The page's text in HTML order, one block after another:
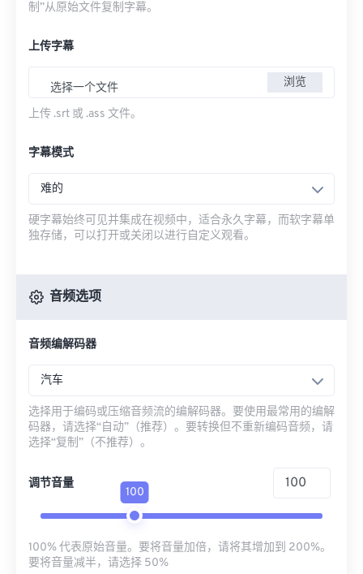
制”从原始文件复制字幕。
上传字幕
选择一个文件 浏览
上传 .srt 或 .ass 文件。
字幕模式
难的
硬字幕始终可见并集成在视频中，适合永久字幕，而软字幕单
独存储，可以打开或关闭以进行自定义观看。
音频选项
音频编解码器
汽车
选择用于编码或压缩音频流的编解码器。要使用最常用的编解
码器，请选择“自动”（推荐）。要转换但不重新编码音频，请
选择“复制”（不推荐）。
调节音量
100
100% 代表原始音量。要将音量加倍，请将其增加到 200%。
要将音量减半，请选择 50%